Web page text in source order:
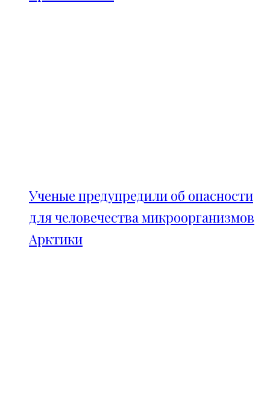
Ученые предупредили об опасности
для человечества микроорганизмов
Арктики